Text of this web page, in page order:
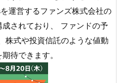
運営するファンズ株式会社の
されており、 ファンドの予
株式や投資信託のような値動
待できます。